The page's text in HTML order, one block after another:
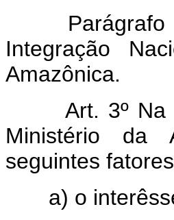
Parágrafo
Integração
Amazônica.
Art. 3º
Ministério da
seguintes
a) o interêsse